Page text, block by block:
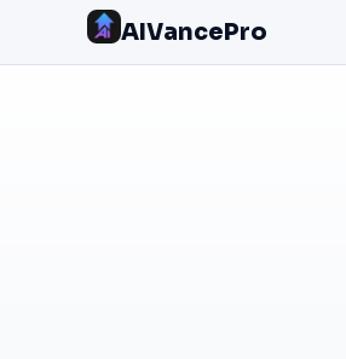
AIVancePro